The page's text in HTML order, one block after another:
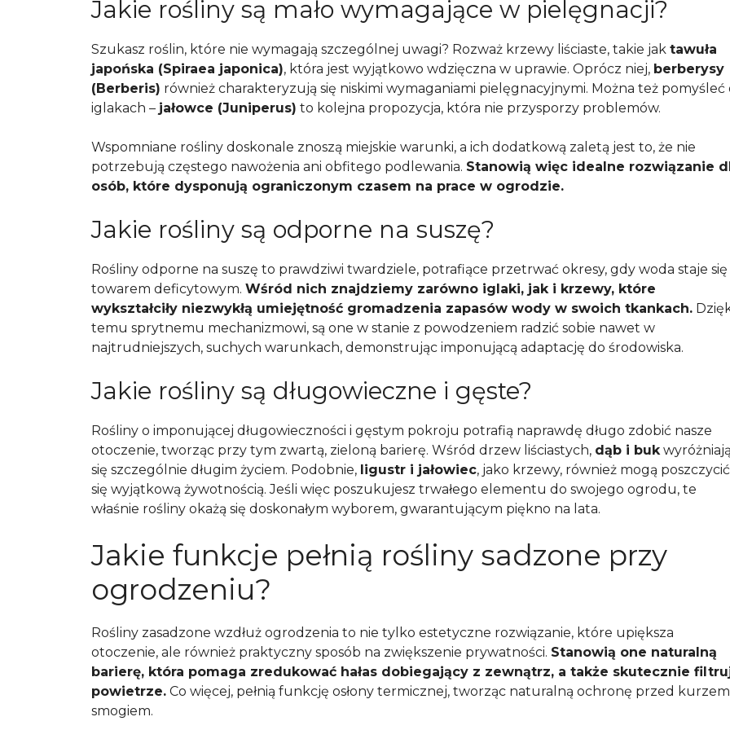
Jakie rośliny są mało wymagające w pielęgnacji?
Szukasz roślin, które nie wymagają szczególnej uwagi? Rozważ krzewy liściaste, takie jak tawuła
japońska (Spiraea japonica), która jest wyjątkowo wdzięczna w uprawie. Oprócz niej, berberysy
(Berberis) również charakteryzują się niskimi wymaganiami pielęgnacyjnymi. Można też pomyśleć
iglakach – jałowce (Juniperus) to kolejna propozycja, która nie przysporzy problemów.
Wspomniane rośliny doskonale znoszą miejskie warunki, a ich dodatkową zaletą jest to, że nie
potrzebują częstego nawożenia ani obfitego podlewania. Stanowią więc idealne rozwiązanie
osób, które dysponują ograniczonym czasem na prace w ogrodzie.
Jakie rośliny są odporne na suszę?
Rośliny odporne na suszę to prawdziwi twardziele, potrafiące przetrwać okresy, gdy woda staje się
towarem deficytowym. Wśród nich znajdziemy zarówno iglaki, jak i krzewy, które
wykształciły niezwykłą umiejętność gromadzenia zapasów wody w swoich tkankach.
temu sprytnemu mechanizmowi, są one w stanie z powodzeniem radzić sobie nawet w
najtrudniejszych, suchych warunkach, demonstrując imponującą adaptację do środowiska.
Jakie rośliny są długowieczne i gęste?
Rośliny o imponującej długowieczności i gęstym pokroju potrafią naprawdę długo zdobić nasze
otoczenie, tworząc przy tym zwartą, zieloną barierę. Wśród drzew liściastych, dąb i bukwyróżniają
się szczególnie długim życiem. Podobnie, ligustr i jałowiec, jako krzewy, również mogą poszczycić
się wyjątkową żywotnością. Jeśli więc poszukujesz trwałego elementu do swojego ogrodu, te
właśnie rośliny okażą się doskonałym wyborem, gwarantującym piękno na lata.
Jakie funkcje pełnią rośliny sadzone przy
ogrodzeniu?
Rośliny zasadzone wzdłuż ogrodzenia to nie tylko estetyczne rozwiązanie, które upiększa
otoczenie, ale również praktyczny sposób na zwiększenie prywatności. Stanowią one naturalną
barierę, która pomaga zredukować hałas dobiegający z zewnątrz, a także skutecznie
powietrze. Co więcej, pełnią funkcję osłony termicznej, tworząc naturalną ochronę przed
smogiem.